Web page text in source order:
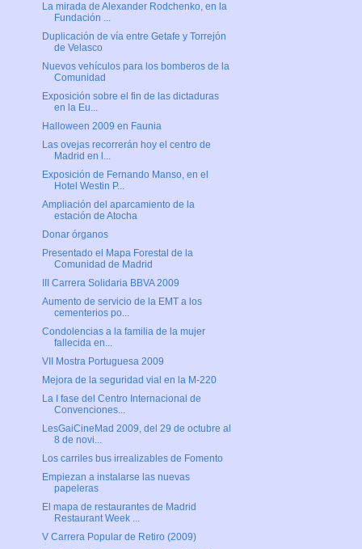
La mirada de Alexander Rodchenko, en la
Fundación ...
Duplicación de vía entre Getafe y Torrejón
de Velasco
Nuevos vehículos para los bomberos de la
Comunidad
Exposición sobre el fin de las dictaduras
en la Eu...
Halloween 2009 en Faunia
Las ovejas recorrerán hoy el centro de
Madrid en l...
Exposición de Fernando Manso, en el
Hotel Westin P...
Ampliación del aparcamiento de la
estación de Atocha
Donar órganos
Presentado el Mapa Forestal de la
Comunidad de Madrid
III Carrera Solidaria BBVA 2009
Aumento de servicio de la EMT a los
cementerios po...
Condolencias a la familia de la mujer
fallecida en...
VII Mostra Portuguesa 2009
Mejora de la seguridad vial en la M-220
La I fase del Centro Internacional de
Convenciones...
LesGaiCineMad 2009, del 29 de octubre al
8 de novi...
Los carriles bus irrealizables de Fomento
Empiezan a instalarse las nuevas
papeleras
El mapa de restaurantes de Madrid
Restaurant Week ...
V Carrera Popular de Retiro (2009)